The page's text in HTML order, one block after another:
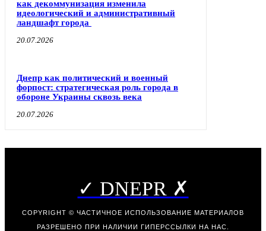
как декоммунизация изменила
идеологический и административный
ландшафт города
20.07.2026
Днепр как политический и военный
форпост: стратегическая роль города в
обороне Украины сквозь века
20.07.2026
✓ DNEPR ✗
COPYRIGHT © ЧАСТИЧНОЕ ИСПОЛЬЗОВАНИЕ МАТЕРИАЛОВ
РАЗРЕШЕНО ПРИ НАЛИЧИИ ГИПЕРССЫЛКИ НА НАС.